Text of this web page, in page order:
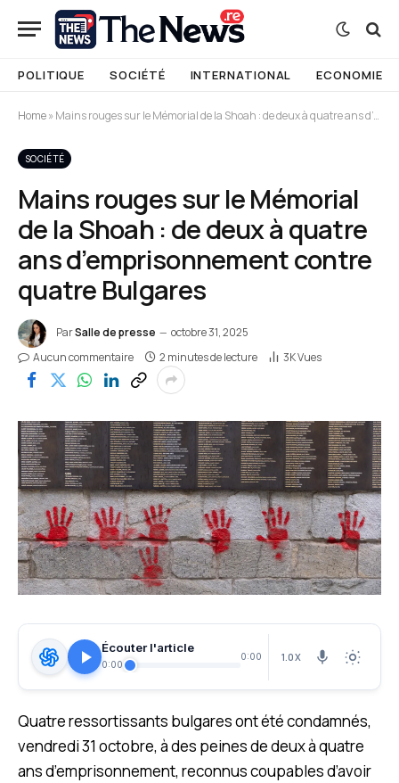
POLITIQUE SOCIÉTÉ INTERNATIONAL ECONOMIE
Home»Mains rouges sur le Mémorial de la Shoah : de deux à quatre ans d’emprisonnement contre quatre Bulgares
SOCIÉTÉ
Mains rouges sur le Mémorial
de la Shoah : de deux à quatre
ans d’emprisonnement contre
quatre Bulgares
ParSalle de presse
octobre 31, 2025
Aucun commentaire
2 minutes de lecture 3KVues
Écouter l'article
0:00
0:00 1.0X
Quatre ressortissants bulgares ont été condamnés,
vendredi 31 octobre, à des peines de deux à quatre
ans d’emprisonnement, reconnus coupables d’avoir